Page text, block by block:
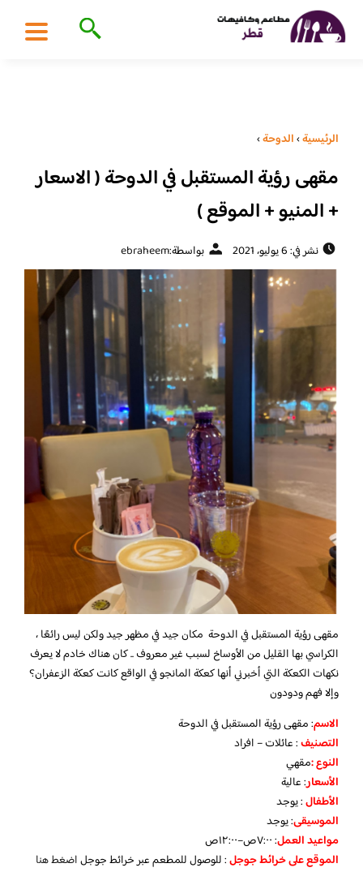
الرئيسية›الدوحة›
مقهى رؤية المستقبل في الدوحة ( الاسعار
+ المنيو + الموقع )
نشر في: 6 يوليو، 2021 بواسطة:ebraheem
مقهى رؤية المستقبل في الدوحة مكان جيد في مظهر جيد ولكن ليس رائعًا ،
الكراسي بها القليل من الأوساخ لسبب غير معروف .. كان هناك خادم لا يعرف
نكهات الكعكة التي أخبرني أنها كعكة المانجو في الواقع كانت كعكة الزعفران؟
وإلا فهم ودودون
الاسم: مقهى رؤية المستقبل في الدوحة
التصنيف: عائلات – افراد
النوع :مقهي
الأسعار:عالية
الأطفال:يوجد
الموسيقى:يوجد
مواعيد العمل: ٧:٠٠ص–١٢:٠٠ص
الموقع على خرائط جوجل: للوصول للمطعم عبر خرائط جوجلاضغط هنا